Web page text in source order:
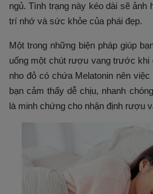
ngủ. Tình trạng này kéo dài sẽ ảnh
trí nhớ và sức khỏe của phái đẹp.
Một trong những biện pháp giúp
uống một chút rượu vang trước khi
nho đỏ có chứa Melatonin nên
bạn cảm thấy dễ chịu, nhanh
là minh chứng cho nhận định rượu